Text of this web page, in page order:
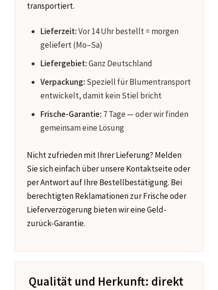
transportiert.
Lieferzeit:Vor 14 Uhr bestellt = morgen
geliefert (Mo–Sa)
Liefergebiet:Ganz Deutschland
Verpackung: Speziell für Blumentransport
entwickelt, damit kein Stiel bricht
Frische-Garantie: 7 Tage — oder wir finden
gemeinsam eine Lösung
Nicht zufrieden mit Ihrer Lieferung? Melden
Sie sich einfach über unsere Kontaktseite oder
per Antwort auf Ihre Bestellbestätigung. Bei
berechtigten Reklamationen zur Frische oder
Lieferverzögerung bieten wir eine Geld-
zurück-Garantie.
Qualität und Herkunft: direkt